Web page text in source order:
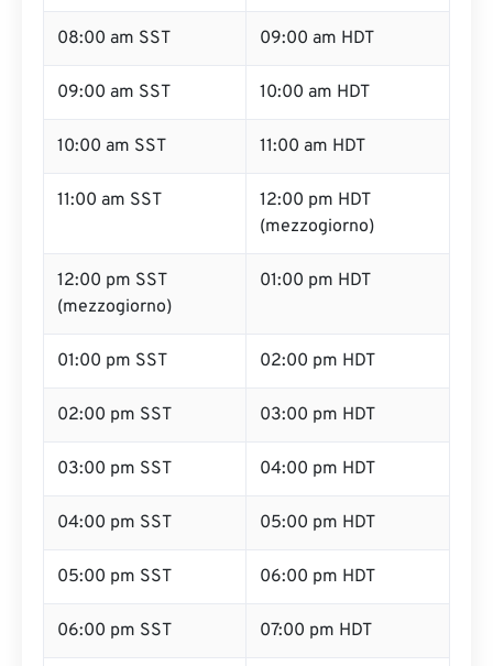
08:00 am SST 09:00 am HDT
09:00 am SST 10:00 am HDT
10:00 am SST 11:00 am HDT
11:00 am SST
12:00 pm HDT
(mezzogiorno)
12:00 pm SST
(mezzogiorno)
01:00 pm HDT
01:00 pm SST 02:00 pm HDT
02:00 pm SST 03:00 pm HDT
03:00 pm SST 04:00 pm HDT
04:00 pm SST 05:00 pm HDT
05:00 pm SST 06:00 pm HDT
06:00 pm SST 07:00 pm HDT